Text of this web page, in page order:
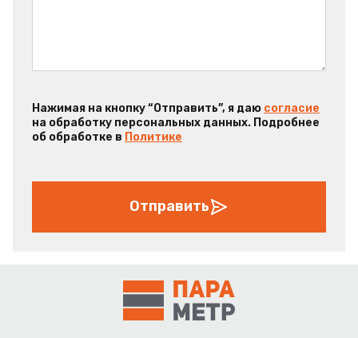
Нажимая на кнопку “Отправить”, я даю согласие
на обработку персональных данных. Подробнее
об обработке в Политике
Отправить